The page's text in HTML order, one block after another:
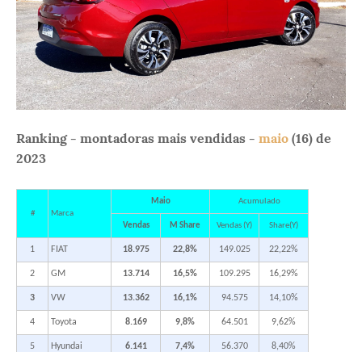
Ranking - montadoras mais vendidas - maio (16) de
2023
# Marca
Maio Acumulado
Vendas M Share Vendas (Y) Share(Y)
1 FIAT 18.975 22,8% 149.025 22,22%
2 GM 13.714 16,5% 109.295 16,29%
3 VW 13.362 16,1% 94.575 14,10%
4 Toyota 8.169 9,8% 64.501 9,62%
5 Hyundai 6.141 7,4% 56.370 8,40%